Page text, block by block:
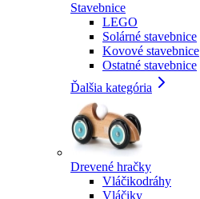
Stavebnice
LEGO
Solárné stavebnice
Kovové stavebnice
Ostatné stavebnice
Ďalšia kategória
Drevené hračky
Vláčikodráhy
Vláčiky